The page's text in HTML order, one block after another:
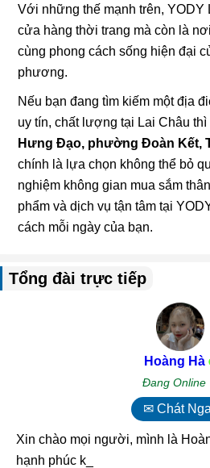
Với những thế mạnh trên, YODY
cửa hàng thời trang mà còn là
cùng phong cách sống hiện đại
phương.
Nếu bạn đang tìm kiếm một địa
uy tín, chất lượng tại Lai Châu thì
Hưng Đạo, phường Đoàn Kết,
chính là lựa chọn không thể bỏ
nghiệm không gian mua sắm
phẩm và dịch vụ tận tâm tại
cách mỗi ngày của bạn.
Tổng đài trực tiếp
Hoàng Hà
Đang Online
✉ Chát
Xin chào mọi người, mình là
hạnh phúc khi được _